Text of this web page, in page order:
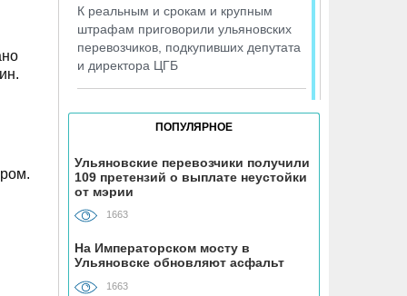
К реальным и срокам и крупным
штрафам приговорили ульяновских
перевозчиков, подкупивших депутата
и директора ЦГБ
06.08, 19:40
Подросток на питбайке сшиб двух 15-
06.08, 19:00
На ульяновской трассе «Хонда»
06.08, 18:29
ПОПУЛЯРНОЕ
Ульяновские перевозчики получили
109 претензий о выплате неустойки
от мэрии
1663
На Императорском мосту в
Ульяновске обновляют асфальт
1663